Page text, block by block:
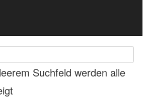
Suchfeld werden alle